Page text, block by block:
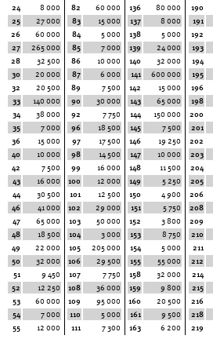
24
8 000
25
27 000
26
60 000
27
265 000
28
32 500
30
20 000
32
20 500
33
140 000
34
38 000
35
7 000
36
15 000
40
10 000
42
7 500
43
16 000
44
30 500
46
41 000
47
65 000
48
18 500
49
22 000
50
32 000
51
9 450
52
12 250
53
60 000
54
7 000
55
12 000
82
60 000
83
15 000
84
5 000
85
7 000
86
10 000
87
6 000
89
7 500
90
30 000
92
7 750
96
18 500
97
17 500
98
14 500
99
16 000
100
12 000
101
12 500
102
29 000
103
50 000
104
3 000
105
205 000
106
29 500
107
7 750
108
36 000
109
95 000
110
5 000
111
7 300
136
80 000
137
8 000
138
5 000
139
24 000
140
32 000
141
600 000
142
15 000
143
65 000
144
150 000
145
7 500
146
19 250
147
10 000
148
11 500
149
5 250
150
4 900
151
5 750
152
3 800
153
8 750
154
5 000
155
55 000
158
32 000
159
9 800
160
20 500
161
9 500
163
6 200
190
191
192
193
194
195
196
198
200
201
202
203
204
205
206
208
209
210
211
212
214
215
216
218
219